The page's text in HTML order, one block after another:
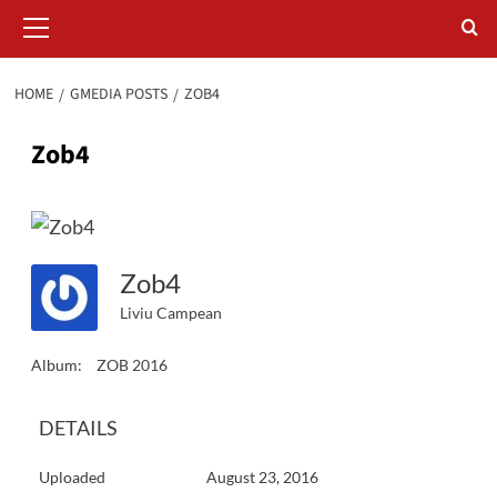
Menu
HOME GMEDIA POSTS ZOB4
Zob4
Zob4
Liviu Campean
Album: ZOB 2016
DETAILS
Uploaded August 23, 2016